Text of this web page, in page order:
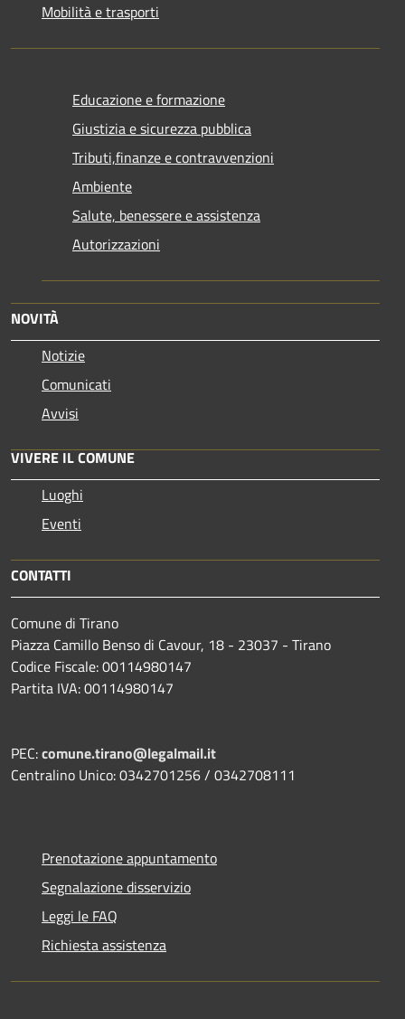
Mobilità e trasporti
Educazione e formazione
Giustizia e sicurezza pubblica
Tributi,finanze e contravvenzioni
Ambiente
Salute, benessere e assistenza
Autorizzazioni
NOVITÀ
Notizie
Comunicati
Avvisi
VIVERE IL COMUNE
Luoghi
Eventi
CONTATTI
Comune di Tirano
Piazza Camillo Benso di Cavour, 18 - 23037 - Tirano
Codice Fiscale: 00114980147
Partita IVA: 00114980147
PEC:comune.tirano@legalmail.it
Centralino Unico: 0342701256 / 0342708111
Prenotazione appuntamento
Segnalazione disservizio
Leggi le FAQ
Richiesta assistenza